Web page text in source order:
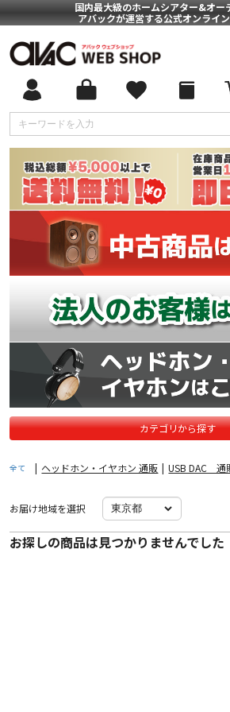
国内最大級のホームシアター&オー
アバックが運営する公式オンライ
カテゴリから探す
全て | ヘッドホン・イヤホン 通販 | USB DAC 通
お届け地域を選択
お探しの商品は見つかりませんでした